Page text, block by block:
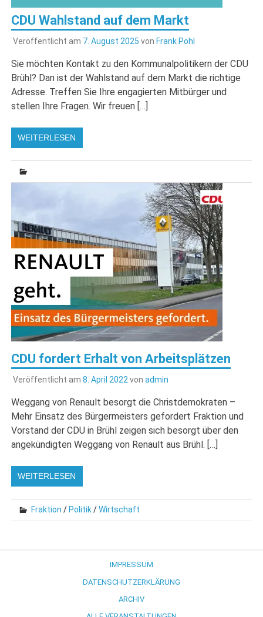
CDU Wahlstand auf dem Markt
Veröffentlicht am 7. August 2025 von Frank Pohl
Sie möchten Kontakt zu den Kommunalpolitikern der CDU
Brühl? Dan ist der Wahlstand auf dem Markt die richtige
Adresse. Treffen Sie Ihre engagierten Mitbürger und
stellen Ihre Fragen. Wir freuen […]
WEITERLESEN
CDU fordert Erhalt von Arbeitsplätzen
Veröffentlicht am 8. April 2022 von admin
Weggang von Renault besorgt die Christdemokraten –
Mehr Einsatz des Bürgermeisters gefordert Fraktion und
Vorstand der CDU in Brühl zeigen sich besorgt über den
angekündigten Weggang von Renault aus Brühl. […]
WEITERLESEN
Fraktion / Politik/Wirtschaft
IMPRESSUM
DATENSCHUTZERKLÄRUNG
ARCHIV